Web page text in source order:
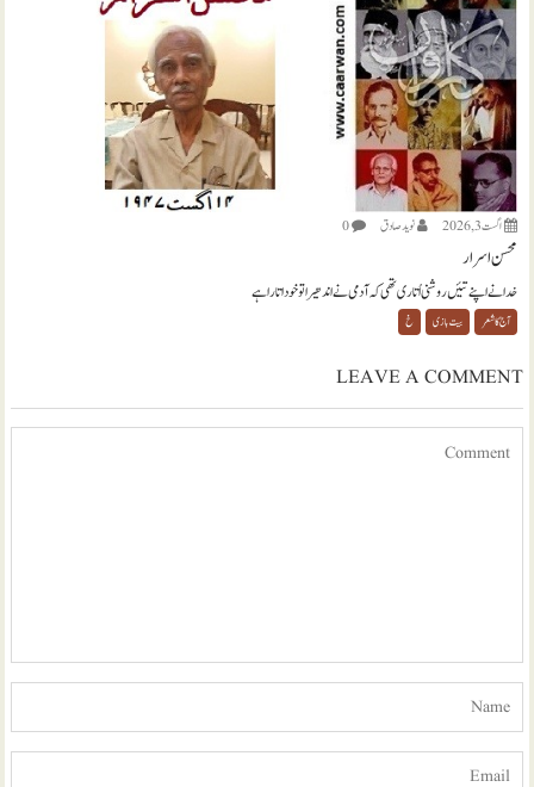
اگست 3, 2026 نويد صادق 0
محسن اسرار
خدا نے اپنے تئیں روشنی اُتاری تھی کہ آدمی نے اندھیرا تو خود اتارا ہے
آج کا شعر بیت بازی خ
LEAVE A COMMENT